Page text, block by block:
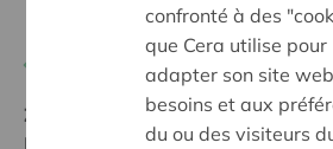
Ziel:
Une société solidaire et
confronté à des
que Cera utilise pour
adapter son site
besoins et aux
du ou des visiteurs